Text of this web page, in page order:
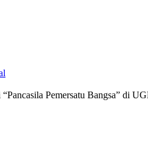
Pemersatu Bangsa” di